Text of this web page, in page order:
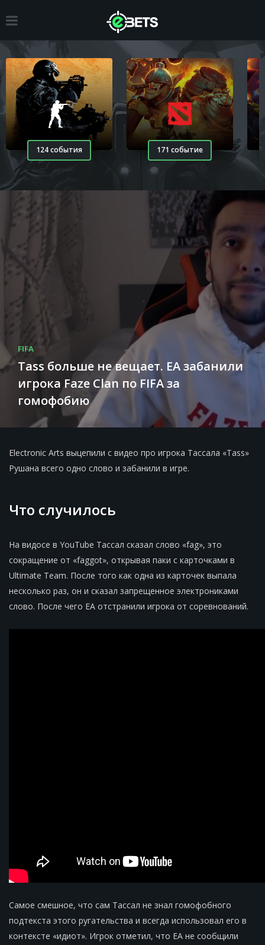
124 события 171 событие
FIFA
Tass больше не вещает. EA забанили
игрока Faze Clan по FIFA за
гомофобию
Electronic Arts выцепили с видео про игрока Тассала «Tass»
Рушана всего одно слово и забанили в игре.
Что случилось
На видосе в YouTube Тассал сказал слово «fag», это
сокращение от «faggot», открывая паки с карточками в
Ultimate Team. После того как одна из карточек выпала
несколько раз, он и сказал запрещенное электрониками
слово. После чего EA отстранили игрока от соревнований.
Самое смешное, что сам Тассал не знал гомофобного
подтекста этого ругательства и всегда использовал его в
контексте «идиот». Игрок отметил, что EA не сообщили